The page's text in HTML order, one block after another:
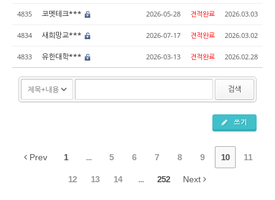
4835 코멧테크*** 2026-05-28 견적완료 2026.03.03
4834 새희망교*** 2026-07-17 견적완료 2026.03.02
4833 유한대학*** 2026-03-13 견적완료 2026.02.28
검색
쓰기
Prev 1 ... 5 6 7 8 9 10 11
12 13 14 ... 252 Next